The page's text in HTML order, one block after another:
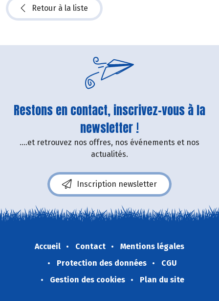
Retour à la liste
Restons en contact, inscrivez-vous à la
newsletter !
....et retrouvez nos offres, nos événements et nos
actualités.
Inscription newsletter
Accueil Contact
Mentions légales
Protection des données
CGU
Gestion des cookies
Plan du site